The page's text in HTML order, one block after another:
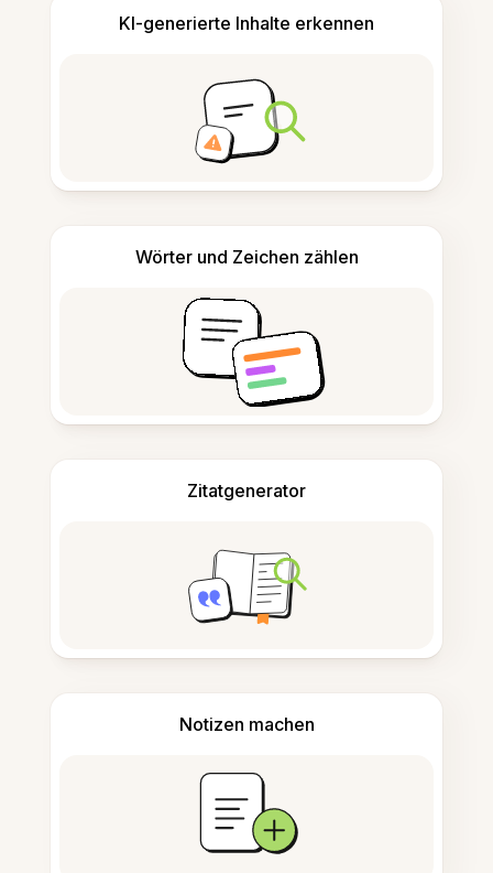
KI-generierte Inhalte erkennen
Wörter und Zeichen zählen
Zitatgenerator
Notizen machen